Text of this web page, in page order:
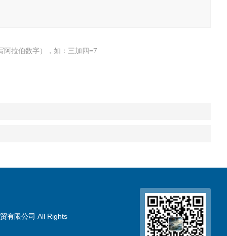
阿拉伯数字），如：三加四=7
有限公司 All Rights